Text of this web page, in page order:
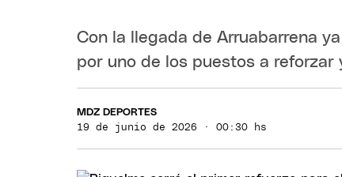
Con la llegada de Arruabarrena
por uno de los puestos a reforzar
MDZ DEPORTES
19 de junio de 2026 · 00:30 hs